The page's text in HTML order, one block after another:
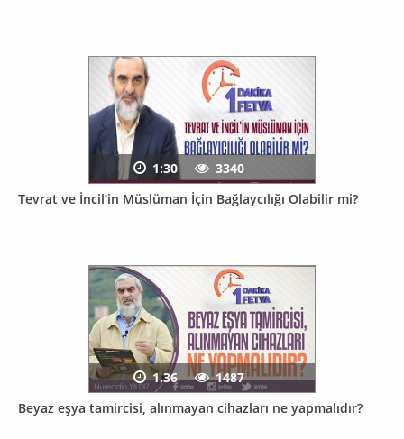
Tevrat ve İncil’in Müslüman İçin Bağlaycılığı Olabilir mi?
1:30 3340
Beyaz eşya tamircisi, alınmayan cihazları ne yapmalıdır?
1.36 1487